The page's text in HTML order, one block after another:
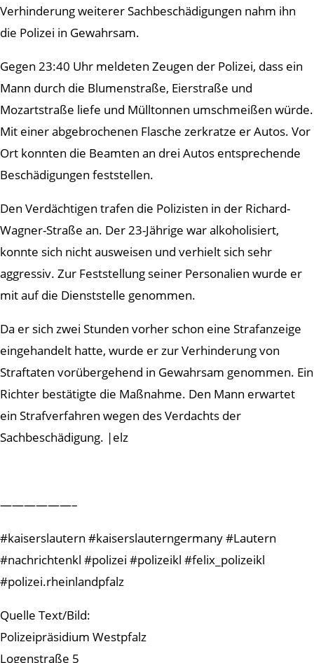
Verhinderung weiterer Sachbeschädigungen nahm ihn
die Polizei in Gewahrsam.
Gegen 23:40 Uhr meldeten Zeugen der Polizei, dass ein
Mann durch die Blumenstraße, Eierstraße und
Mozartstraße liefe und Mülltonnen umschmeißen würde.
Mit einer abgebrochenen Flasche zerkratze er Autos. Vor
Ort konnten die Beamten an drei Autos entsprechende
Beschädigungen feststellen.
Den Verdächtigen trafen die Polizisten in der Richard-
Wagner-Straße an. Der 23-Jährige war alkoholisiert,
konnte sich nicht ausweisen und verhielt sich sehr
aggressiv. Zur Feststellung seiner Personalien wurde er
mit auf die Dienststelle genommen.
Da er sich zwei Stunden vorher schon eine Strafanzeige
eingehandelt hatte, wurde er zur Verhinderung von
Straftaten vorübergehend in Gewahrsam genommen. Ein
Richter bestätigte die Maßnahme. Den Mann erwartet
ein Strafverfahren wegen des Verdachts der
Sachbeschädigung. |elz
——————–
#kaiserslautern #kaiserslauterngermany #Lautern
#nachrichtenkl #polizei #polizeikl #felix_polizeikl
#polizei.rheinlandpfalz
Quelle Text/Bild:
Polizeipräsidium Westpfalz
Logenstraße 5